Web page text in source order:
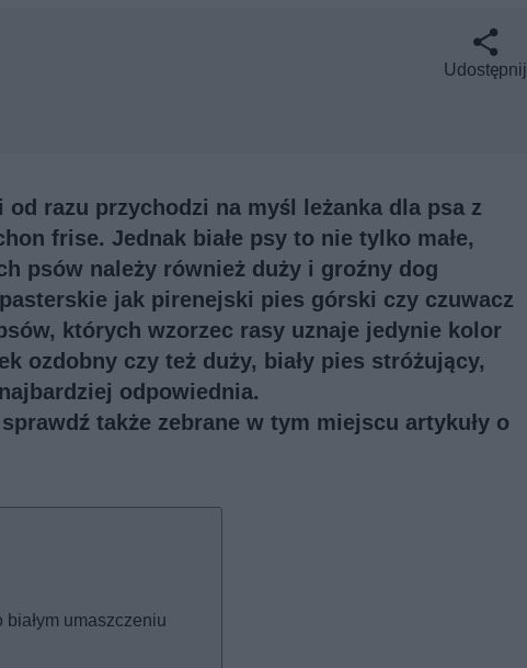
Udostępnij
razu przychodzi na myśl leżanka dla psa z
frise. Jednak białe psy to nie tylko małe,
psów należy również duży i groźny dog
jak pirenejski pies górski czy czuwacz
których wzorzec rasy uznaje jedynie kolor
ozdobny czy też duży, biały pies stróżujący,
odpowiednia.
także zebrane w tym miejscu artykuły o
umaszczeniu